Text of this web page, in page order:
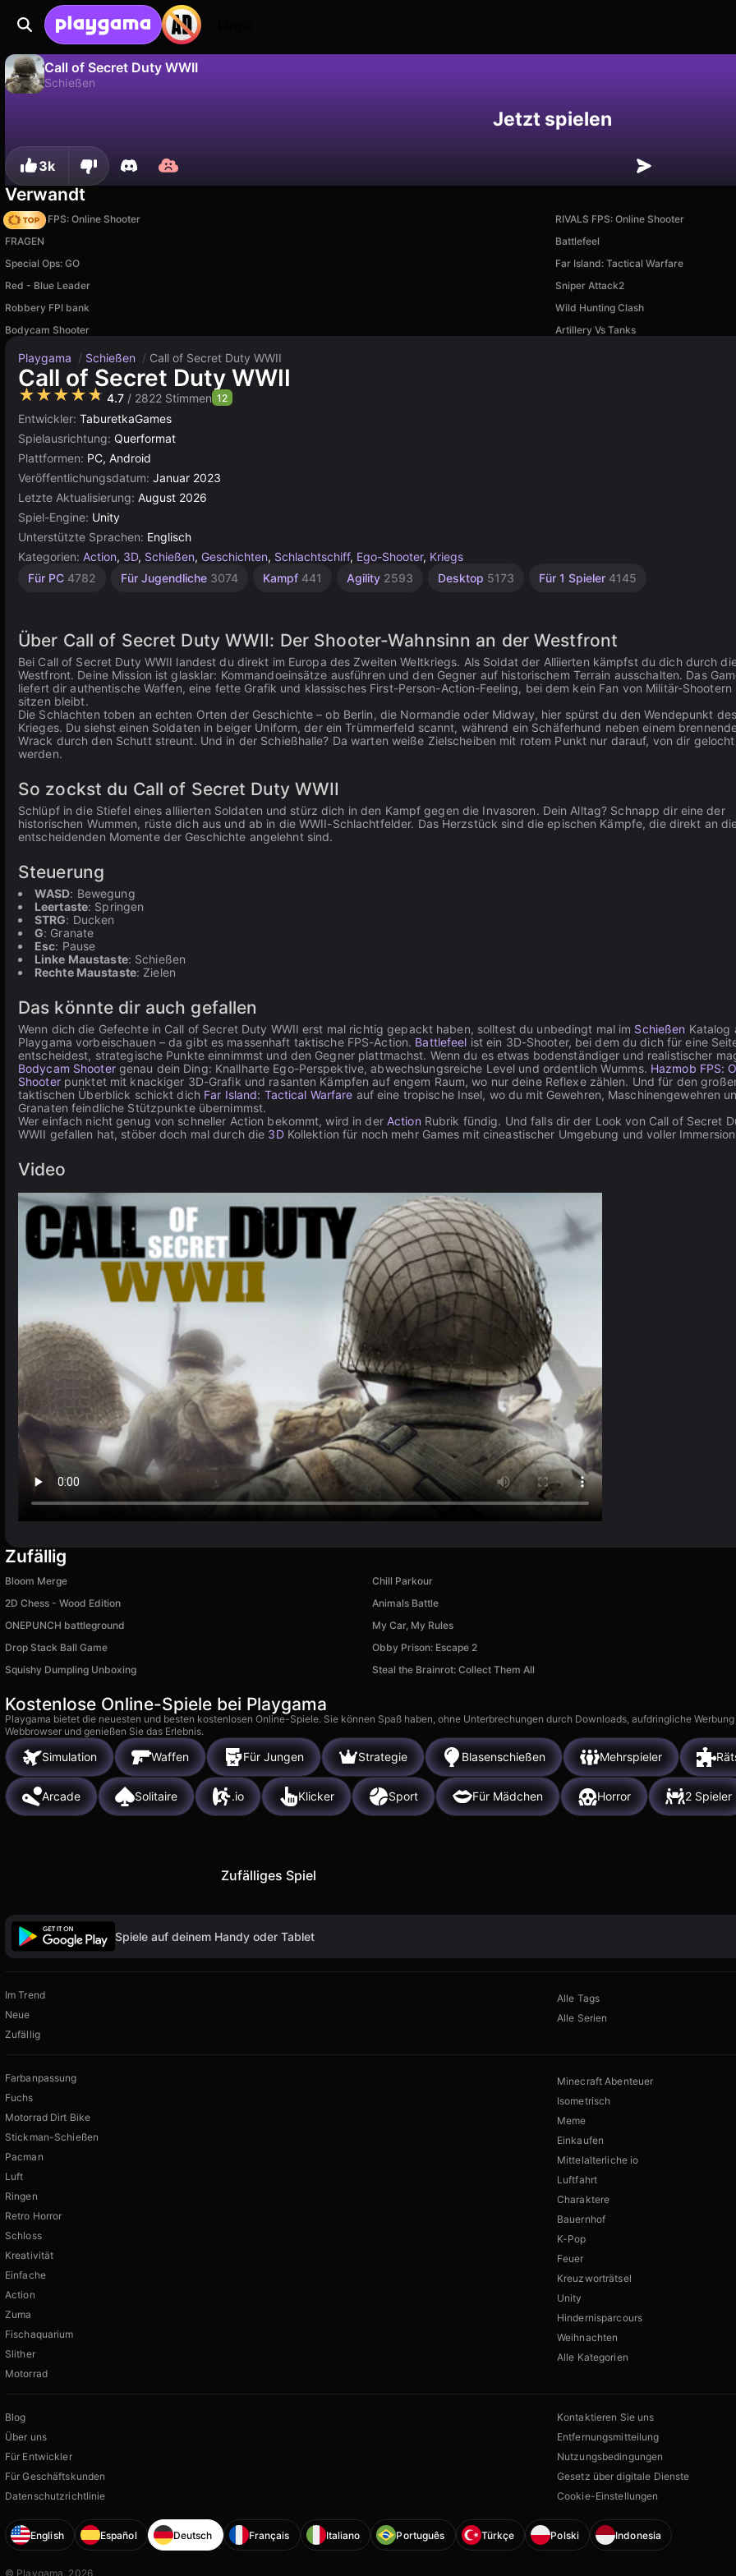
Call of Secret Duty WWII
Schießen
Jetzt spielen
3k
Verwandt
Hazmob FPS: Online Shooter
RIVALS FPS: Online Shooter
FRAGEN
Battlefeel
Special Ops: GO
Far Island: Tactical Warfare
Red - Blue Leader
Sniper Attack2
Robbery FPI bank
Wild Hunting Clash
Bodycam Shooter
Artillery Vs Tanks
Playgama / Schießen / Call of Secret Duty WWII
Call of Secret Duty WWII
★★★★★ 4.7 / 2822 Stimmen 12
Entwickler: TaburetkaGames
Spielausrichtung: Querformat
Plattformen: PC, Android
Veröffentlichungsdatum: Januar 2023
Letzte Aktualisierung: August 2026
Spiel-Engine: Unity
Unterstützte Sprachen: Englisch
Kategorien: Action, 3D, Schießen, Geschichten, Schlachtschiff, Ego-Shooter, Kriegs
Für PC 4782 Für Jugendliche 3074 Kampf 441 Agility 2593 Desktop 5173 Für 1 Spieler 4145
Hochwertige
Historische
Browser
Unity
Militär/Armee
Über Call of Secret Duty WWII: Der Shooter-Wahnsinn an der Westfront
Bei Call of Secret Duty WWII landest du direkt im Europa des Zweiten Weltkriegs. Als Soldat der Alliierten kämpfst du dich durch
Westfront. Deine Mission ist glasklar: Kommandoeinsätze ausführen und den Gegner auf historischem Terrain ausschalten. Das
liefert dir authentische Waffen, eine fette Grafik und klassisches First-Person-Action-Feeling, bei dem kein Fan von Militär-Shootern
sitzen bleibt.
Die Schlachten toben an echten Orten der Geschichte – ob Berlin, die Normandie oder Midway, hier spürst du den Wendepunkt des
Krieges. Du siehst einen Soldaten in beiger Uniform, der ein Trümmerfeld scannt, während ein Schäferhund neben einem
Wrack durch den Schutt streunt. Und in der Schießhalle? Da warten weiße Zielscheiben mit rotem Punkt nur darauf, von dir
werden.
So zockst du Call of Secret Duty WWII
Schlüpf in die Stiefel eines alliierten Soldaten und stürz dich in den Kampf gegen die Invasoren. Dein Alltag? Schnapp dir eine der
historischen Wummen, rüste dich aus und ab in die WWII-Schlachtfelder. Das Herzstück sind die epischen Kämpfe, die direkt an
entscheidenden Momente der Geschichte angelehnt sind.
Steuerung
WASD: Bewegung
Leertaste: Springen
STRG: Ducken
G: Granate
Esc: Pause
Linke Maustaste: Schießen
Rechte Maustaste: Zielen
Das könnte dir auch gefallen
Wenn dich die Gefechte in Call of Secret Duty WWII erst mal richtig gepackt haben, solltest du unbedingt mal im Schießen Katalog
Playgama vorbeischauen – da gibt es massenhaft taktische FPS-Action. Battlefeel ist ein 3D-Shooter, bei dem du dich für eine
entscheidest, strategische Punkte einnimmst und den Gegner plattmachst. Wenn du es etwas bodenständiger und realistischer
Bodycam Shootergenau dein Ding: Knallharte Ego-Perspektive, abwechslungsreiche Level und ordentlich Wumms. Hazmob FPS:
Shooterpunktet mit knackiger 3D-Grafik und rasanten Kämpfen auf engem Raum, wo nur deine Reflexe zählen. Und für den
taktischen Überblick schickt dich Far Island: Tactical Warfare auf eine tropische Insel, wo du mit Gewehren, Maschinengewehren
Granaten feindliche Stützpunkte übernimmst.
Wer einfach nicht genug von schneller Action bekommt, wird in der Action Rubrik fündig. Und falls dir der Look von Call of Secret
WWII gefallen hat, stöber doch mal durch die 3DKollektion für noch mehr Games mit cineastischer Umgebung und voller
Video
Zufällig
Bloom Merge Chill Parkour
2D Chess - Wood Edition
Animals Battle
ONEPUNCH battleground
My Car, My Rules
Drop Stack Ball Game
Obby Prison: Escape 2
Squishy Dumpling Unboxing
Steal the Brainrot: Collect Them All
Kostenlose Online-Spiele bei Playgama
Playgama bietet die neuesten und besten kostenlosen Online-Spiele. Sie können Spaß haben, ohne Unterbrechungen durch Downloads, aufdringliche
Webbrowser und genießen Sie das Erlebnis.
Simulation Waffen Für Jungen Strategie Blasenschießen Mehrspieler
Arcade Solitaire .io Klicker Sport Für Mädchen Horror 2 Spieler
Zufälliges Spiel
Spiele auf deinem Handy oder Tablet
Im Trend
Neue
Zufällig
Alle Tags
Alle Serien
Farbanpassung
Fuchs
Motorrad Dirt Bike
Stickman-Schießen
Pacman
Luft
Ringen
Retro Horror
Schloss
Kreativität
Einfache
Action
Zuma
Fischaquarium
Slither
Motorrad
Minecraft Abenteuer
Isometrisch
Meme
Einkaufen
Mittelalterliche io
Luftfahrt
Charaktere
Bauernhof
K-Pop
Feuer
Kreuzworträtsel
Unity
Hindernisparcours
Weihnachten
Alle Kategorien
Blog
Über uns
Für Entwickler
Für Geschäftskunden
Datenschutzrichtlinie
Kontaktieren Sie uns
Entfernungsmitteilung
Nutzungsbedingungen
Gesetz über digitale Dienste
Cookie-Einstellungen
English Español Deutsch Français Italiano Português Türkçe Polski Indonesia
© Playgama, 2026